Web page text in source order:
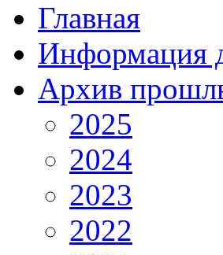
Главная
Информация
Архив
2025
2024
2023
2022